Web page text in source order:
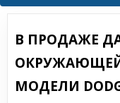
В ПРОДАЖЕ
МОДЕЛИ